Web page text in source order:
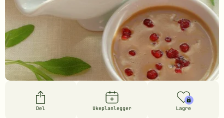
Del Ukeplanlegger Lagre